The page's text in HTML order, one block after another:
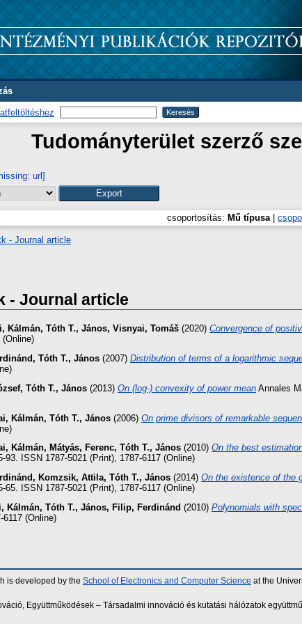
Tudományterület szerző
url]
csoportosítás: Mű típusa|
- Journal article
- Journal article
Kálmán, Tóth T., János, Visnyai, Tomáš (2020) Convergence of
(Online)
, Tóth T., János (2007) Distribution of terms of a logarithmic
, Tóth T., János (2013) On (log-) convexity of power mean Annales
Kálmán, Tóth T., János (2006) On prime divisors of remarkable
Kálmán, Mátyás, Ferenc, Tóth T., János (2010) On the best
93. ISSN 1787-5021 (Print), 1787-6117 (Online)
, Komzsik, Attila, Tóth T., János (2014) On the existence of the
65. ISSN 1787-5021 (Print), 1787-6117 (Online)
Kálmán, Tóth T., János, Filip, Ferdinánd (2010) Polynomials with
6117 (Online)
is developed by the School of Electronics and Computer Science at the
Együttműködések – Társadalmi innováció és kutatási hálózatok